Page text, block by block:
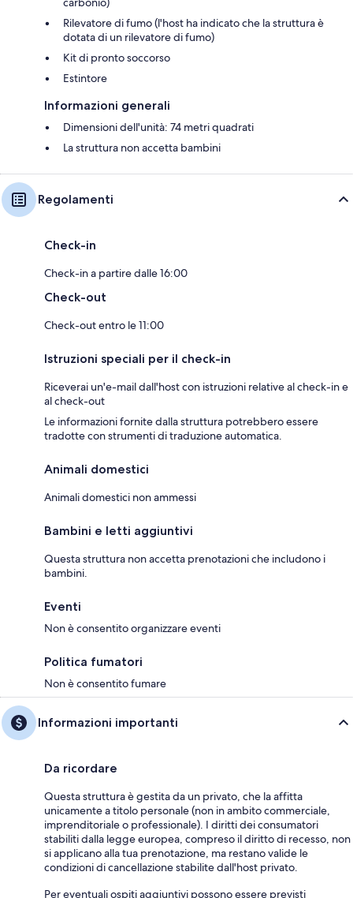
Rilevatore di fumo (l'host ha indicato che la struttura è
dotata di un rilevatore di fumo)
Kit di pronto soccorso
Estintore
Informazioni generali
Dimensioni dell'unità: 74 metri quadrati
La struttura non accetta bambini
Regolamenti
Check-in
Check-in a partire dalle 16:00
Check-out
Check-out entro le 11:00
Istruzioni speciali per il check-in
Riceverai un'e-mail dall'host con istruzioni relative al check-in e
al check-out
Le informazioni fornite dalla struttura potrebbero essere
tradotte con strumenti di traduzione automatica.
Animali domestici
Animali domestici non ammessi
Bambini e letti aggiuntivi
Questa struttura non accetta prenotazioni che includono i
bambini.
Eventi
Non è consentito organizzare eventi
Politica fumatori
Non è consentito fumare
Informazioni importanti
Da ricordare
Questa struttura è gestita da un privato, che la affitta
unicamente a titolo personale (non in ambito commerciale,
imprenditoriale o professionale). I diritti dei consumatori
stabiliti dalla legge europea, compreso il diritto di recesso, non
si applicano alla tua prenotazione, ma restano valide le
condizioni di cancellazione stabilite dall'host privato.
Per eventuali ospiti aggiuntivi possono essere previsti